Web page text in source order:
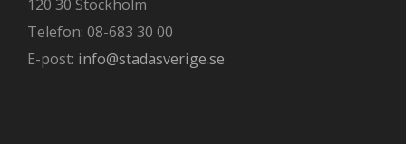
120 30 Stockholm
Telefon: 08-683 30 00
E-post: info@stadasverige.se